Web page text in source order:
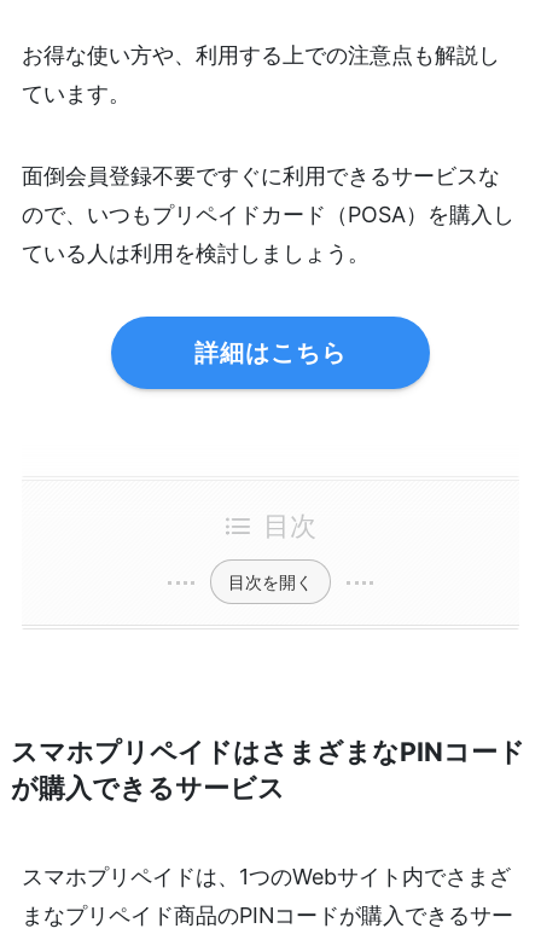
お得な使い方や、利用する上での注意点も解説し
ています。
面倒会員登録不要ですぐに利用できるサービスな
ので、いつもプリペイドカード（POSA）を購入し
ている人は利用を検討しましょう。
詳細はこちら
目次
目次を開く
スマホプリペイドはさまざまなPINコード
が購入できるサービス
スマホプリペイドは、1つのWebサイト内でさまざ
まなプリペイド商品のPINコードが購入できるサー